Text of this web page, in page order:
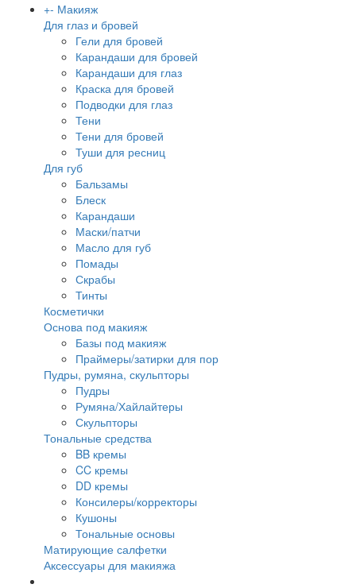
+- Макияж
Для глаз и бровей
Гели для бровей
Карандаши для бровей
Карандаши для глаз
Краска для бровей
Подводки для глаз
Тени
Тени для бровей
Туши для ресниц
Для губ
Бальзамы
Блеск
Карандаши
Маски/патчи
Масло для губ
Помады
Скрабы
Тинты
Косметички
Основа под макияж
Базы под макияж
Праймеры/затирки для пор
Пудры, румяна, скульпторы
Пудры
Румяна/Хайлайтеры
Скульпторы
Тональные средства
BB кремы
CC кремы
DD кремы
Консилеры/корректоры
Кушоны
Тональные основы
Матирующие салфетки
Аксессуары для макияжа